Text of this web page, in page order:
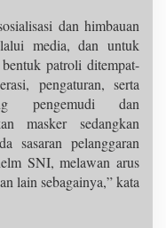
dan himbauan
media, dan untuk
patroli ditempat-
pengaturan, serta
pengemudi dan
masker sedangkan
sasaran pelanggaran
SNI, melawan arus
lain sebagainya,” kata